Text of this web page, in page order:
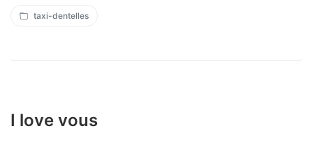
taxi-dentelles
I love vous